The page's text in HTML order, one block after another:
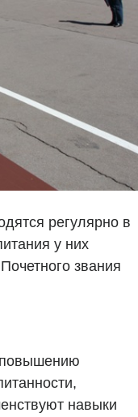
регулярно в
у них
звания
повышению
навыки